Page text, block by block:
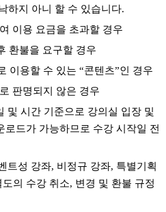
하지 아니 할 수 있습니다.
이용 요금을 초과할 경우
환불을 요구할 경우
이용할 수 있는 “콘텐츠”인 경우
판명되지 않은 경우
및 시간 기준으로 강의실 입장 및
로드가 가능하므로 수강 시작일 전
트성 강좌, 비정규 강좌, 특별기획
의 수강 취소, 변경 및 환불 규정